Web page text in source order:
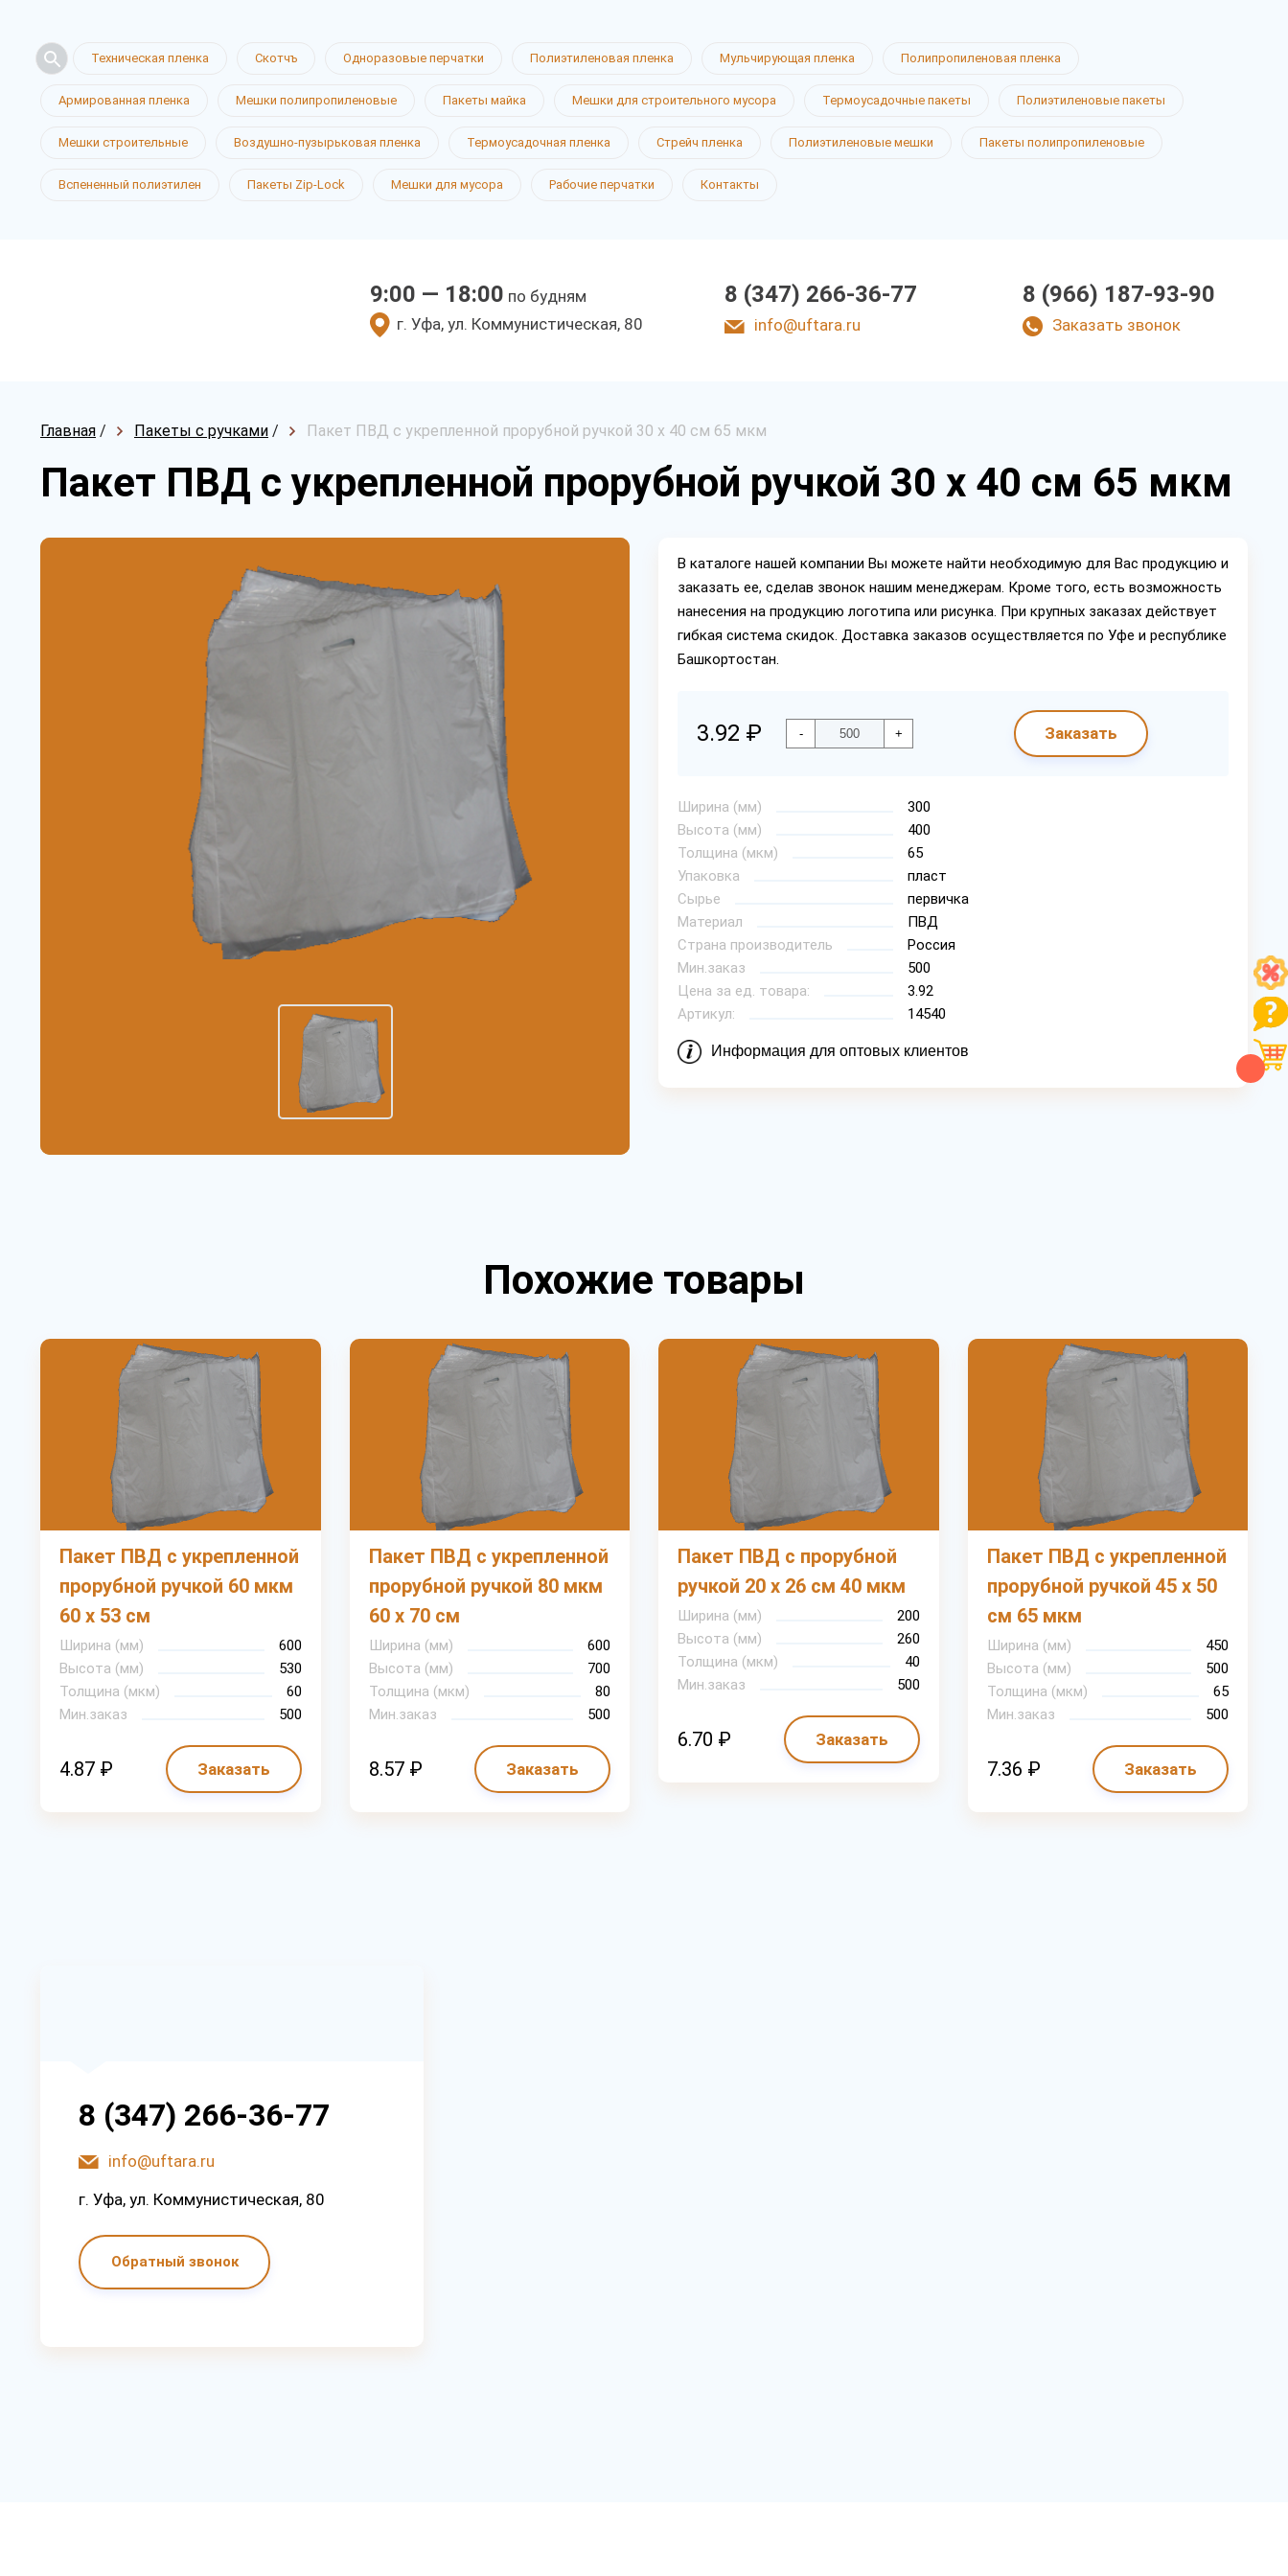
Техническая пленка Скотчъ Одноразовые перчатки Полиэтиленовая пленка Мульчирующая пленка Полипропиленовая пленка
Армированная пленка Мешки полипропиленовые Пакеты майка Мешки для строительного мусора Термоусадочные пакеты Полиэтиленовые пакеты
Мешки строительные Воздушно-пузырьковая пленка Термоусадочная пленка Стрейч пленка Полиэтиленовые мешки Пакеты полипропиленовые
Вспененный полиэтилен Пакеты Zip-Lock Мешки для мусора Рабочие перчатки Контакты
9:00 — 18:00 по будням
г. Уфа, ул. Коммунистическая, 80
8 (347) 266-36-77
info@uftara.ru
8 (966) 187-93-90
Заказать звонок
Главная / Пакеты с ручками / Пакет ПВД с укрепленной прорубной ручкой 30 х 40 см 65 мкм
Пакет ПВД с укрепленной прорубной ручкой 30 х 40 см 65 мкм
В каталоге нашей компании Вы можете найти необходимую для Вас продукцию и
заказать ее, сделав звонок нашим менеджерам. Кроме того, есть возможность
нанесения на продукцию логотипа или рисунка. При крупных заказах действует
гибкая система скидок. Доставка заказов осуществляется по Уфе и республике
Башкортостан.
3.92 ₽ - + Заказать
Ширина (мм)
300
Высота (мм)
400
Толщина (мкм)
65
Упаковка
пласт
Сырье
первичка
Материал
ПВД
Страна производитель
Россия
Мин.заказ
500
Цена за ед. товара:
3.92
Артикул:
14540
Информация для оптовых клиентов
Похожие товары
Пакет ПВД с укрепленной
прорубной ручкой 60 мкм
60 х 53 см
Ширина (мм)
600
Высота (мм)
530
Толщина (мкм)
60
Мин.заказ
500
4.87 ₽ Заказать
Пакет ПВД с укрепленной
прорубной ручкой 80 мкм
60 х 70 см
Ширина (мм)
600
Высота (мм)
700
Толщина (мкм)
80
Мин.заказ
500
8.57 ₽ Заказать
Пакет ПВД с прорубной
ручкой 20 х 26 см 40 мкм
Ширина (мм)
200
Высота (мм)
260
Толщина (мкм)
40
Мин.заказ
500
6.70 ₽ Заказать
Пакет ПВД с укрепленной
прорубной ручкой 45 х 50
см 65 мкм
Ширина (мм)
450
Высота (мм)
500
Толщина (мкм)
65
Мин.заказ
500
7.36 ₽ Заказать
8 (347) 266-36-77
info@uftara.ru
г. Уфа, ул. Коммунистическая, 80
Обратный звонок